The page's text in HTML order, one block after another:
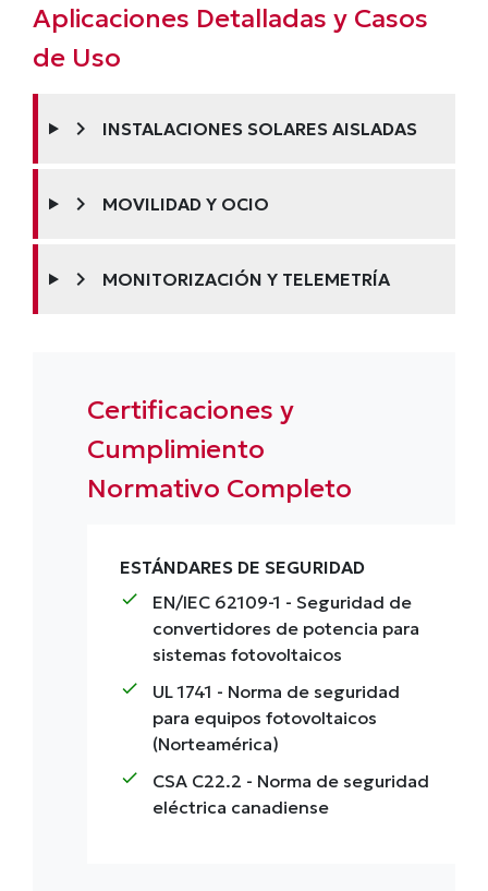
Aplicaciones Detalladas y Casos
de Uso
chevron_right INSTALACIONES SOLARES AISLADAS
chevron_right MOVILIDAD Y OCIO
chevron_right MONITORIZACIÓN Y TELEMETRÍA
Certificaciones y
Cumplimiento
Normativo Completo
ESTÁNDARES DE SEGURIDAD
check EN/IEC 62109-1 - Seguridad de
convertidores de potencia para
sistemas fotovoltaicos
check UL 1741 - Norma de seguridad
para equipos fotovoltaicos
(Norteamérica)
check CSA C22.2 - Norma de seguridad
eléctrica canadiense